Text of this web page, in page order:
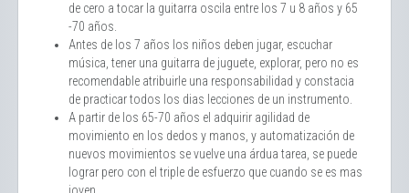
de cero a tocar la guitarra oscila entre los 7 u 8 años y 65
-70 años.
Antes de los 7 años los niños deben jugar, escuchar
música, tener una guitarra de juguete, explorar, pero no es
recomendable atribuirle una responsabilidad y constacia
de practicar todos los dias lecciones de un instrumento.
A partir de los 65-70 años el adquirir agilidad de
movimiento en los dedos y manos, y automatización de
nuevos movimientos se vuelve una árdua tarea, se puede
lograr pero con el triple de esfuerzo que cuando se es mas